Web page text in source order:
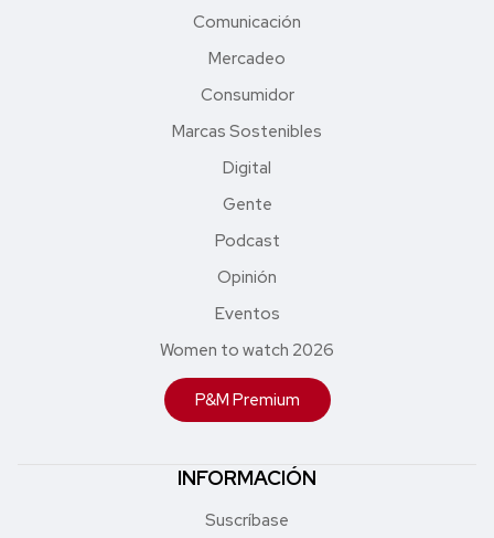
Comunicación
Mercadeo
Consumidor
Marcas Sostenibles
Digital
Gente
Podcast
Opinión
Eventos
Women to watch 2026
P&M Premium
INFORMACIÓN
Suscríbase